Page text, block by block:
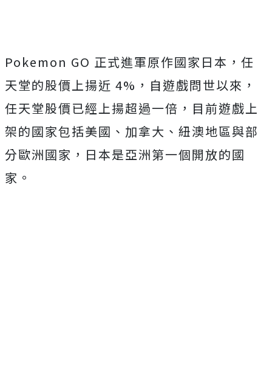
Pokemon GO 正式進軍原作國家日本，任
天堂的股價上揚近 4%，自遊戲問世以來，
任天堂股價已經上揚超過一倍，目前遊戲上
架的國家包括美國、加拿大、紐澳地區與部
分歐洲國家，日本是亞洲第一個開放的國
家。